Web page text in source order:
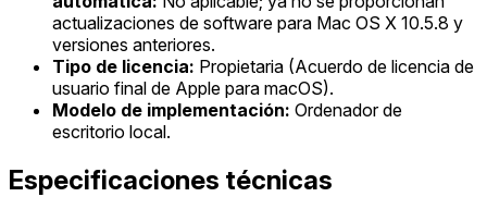
actualizaciones de software para Mac OS X 10.5.8 y
versiones anteriores.
Tipo de licencia: Propietaria (Acuerdo de licencia de
usuario final de Apple para macOS).
Modelo de implementación: Ordenador de
escritorio local.
Especificaciones técnicas